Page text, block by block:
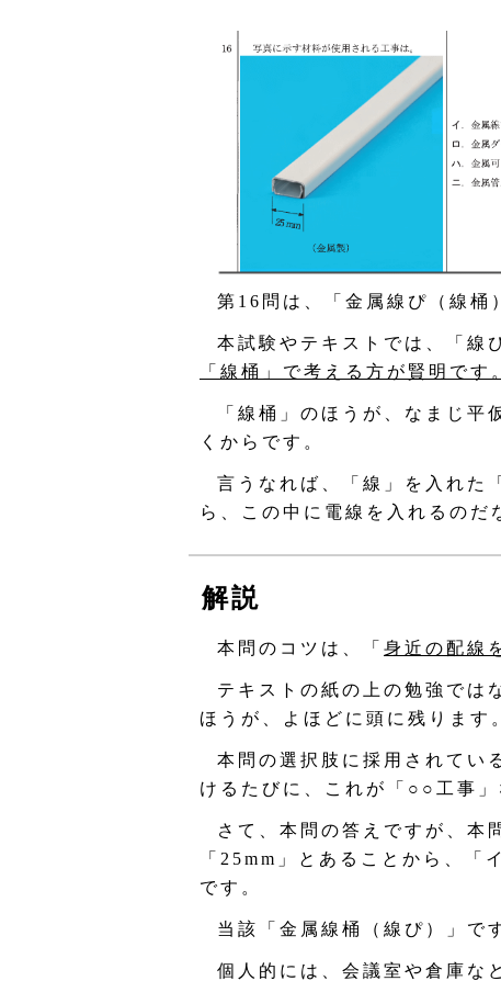
第16問は、「金属線ぴ（線桶
本試験やテキストでは、「線
「線桶」で考える方が賢明です
「線桶」のほうが、なまじ
くからです。
言うなれば、「線」を入れた
ら、この中に電線を入れるのだ
解説
本問のコツは、「 身近の配線
テキストの紙の上の勉強では
ほうが、よほどに頭に残ります
本問の選択肢に採用されてい
けるたびに、これが「○○工事
さて、本問の答えですが、本
「25mm」とあることから、「
です。
当該「金属線桶（線ぴ）」で
個人的には、会議室や倉庫な